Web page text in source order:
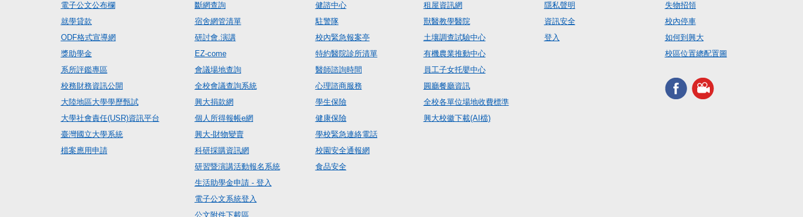
電子公文公布欄
就學貸款
ODF格式宣導網
獎助學金
系所評鑑專區
校務財務資訊公開
大陸地區大學學歷甄試
大學社會責任(USR)資訊平台
臺灣國立大學系統
檔案應用申請
斷網查詢
宿舍網管清單
研討會.演講
EZ-come
會議場地查詢
全校會議查詢系統
興大捐款網
個人所得報帳e網
興大-財物變賣
科研採購資訊網
研習暨演講活動報名系統
生活助學金申請 - 登入
電子公文系統登入
公文附件下載區
健諮中心
駐警隊
校內緊急報案亭
特約醫院診所清單
醫師諮詢時間
心理諮商服務
學生保險
健康保險
學校緊急連絡電話
校園安全通報網
食品安全
租屋資訊網
獸醫教學醫院
土壤調查試驗中心
有機農業推動中心
員工子女托嬰中心
圓廳餐廳資訊
全校各單位場地收費標準
興大校徽下載(AI檔)
隱私聲明
資訊安全
登入
失物招領
校內停車
如何到興大
校區位置總配置圖